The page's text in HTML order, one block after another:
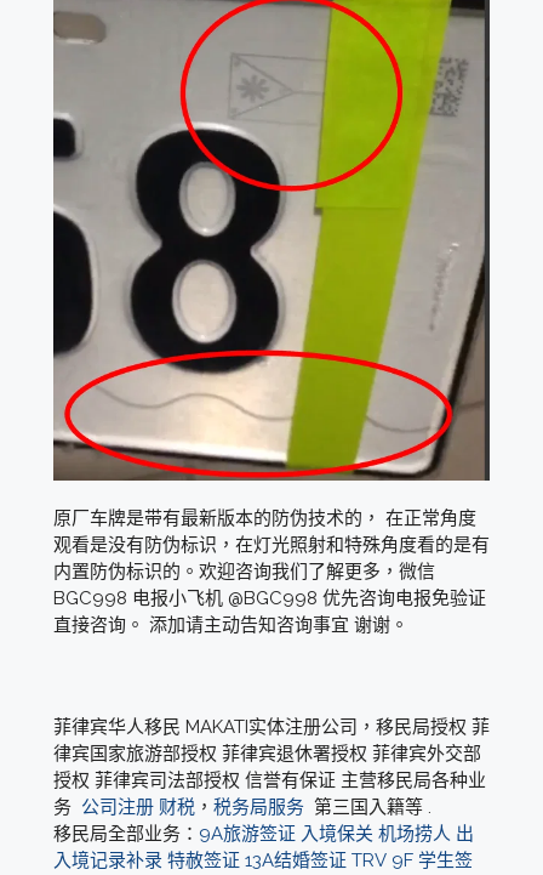
原厂车牌是带有最新版本的防伪技术的， 在正常角度
观看是没有防伪标识，在灯光照射和特殊角度看的是有
内置防伪标识的。欢迎咨询我们了解更多，微信
BGC998 电报小飞机 @BGC998 优先咨询电报免验证
直接咨询。 添加请主动告知咨询事宜 谢谢。
菲律宾华人移民 MAKATI实体注册公司，移民局授权 菲
律宾国家旅游部授权 菲律宾退休署授权 菲律宾外交部
授权 菲律宾司法部授权 信誉有保证 主营移民局各种业
务 公司注册 财税， 税务局服务第三国入籍等 .
移民局全部业务： 9A旅游签证 入境保关 机场捞人 出
入境记录补录 特赦签证 13A结婚签证 TRV 9F 学生签